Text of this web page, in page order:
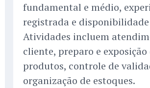
fundamental e médio,
registrada e
Atividades incluem
cliente, preparo e exposição
produtos, controle de
organização de estoques.